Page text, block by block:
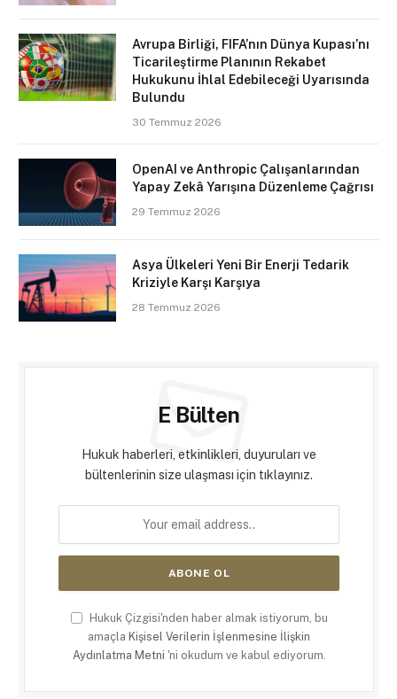
Avrupa Birliği, FIFA’nın Dünya Kupası’nı
Ticarileştirme Planının Rekabet
Hukukunu İhlal Edebileceği Uyarısında
Bulundu
30 Temmuz 2026
OpenAI ve Anthropic Çalışanlarından
Yapay Zekâ Yarışına Düzenleme Çağrısı
29 Temmuz 2026
Asya Ülkeleri Yeni Bir Enerji Tedarik
Kriziyle Karşı Karşıya
28 Temmuz 2026
E Bülten
Hukuk haberleri, etkinlikleri, duyuruları ve
bültenlerinin size ulaşması için tıklayınız.
Hukuk Çizgisi'nden haber almak istiyorum, bu
amaçla Kişisel Verilerin İşlenmesine İlişkin
Aydınlatma Metni 'ni okudum ve kabul ediyorum.